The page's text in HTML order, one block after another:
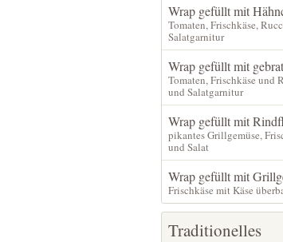
Wrap gefüllt mit
Tomaten, Frischkäse,
Salatgarnitur
Wrap gefüllt mit
Tomaten, Frischkäse und
und Salatgarnitur
Wrap gefüllt mit
pikantes Grillgemüse,
und Salat
Wrap gefüllt mit
Frischkäse mit Käse
Traditionelles